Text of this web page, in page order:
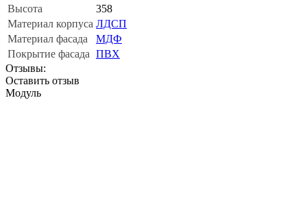
Высота
358
Материал корпуса ЛДСП
Материал фасада
МДФ
Покрытие фасада ПВХ
Отзывы:
Оставить отзыв
Модуль